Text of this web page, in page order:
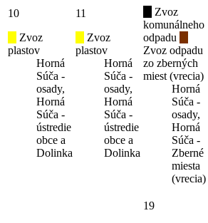
10
Zvoz
plastov
Horná
Súča -
osady,
Horná
Súča -
ústredie
obce a
Dolinka
11
Zvoz
plastov
Horná
Súča -
osady,
Horná
Súča -
ústredie
obce a
Dolinka
Zvoz
komunálneho
odpadu
Zvoz odpadu
zo zberných
miest (vrecia)
Horná
Súča -
osady,
Horná
Súča -
Zberné
miesta
(vrecia)
19